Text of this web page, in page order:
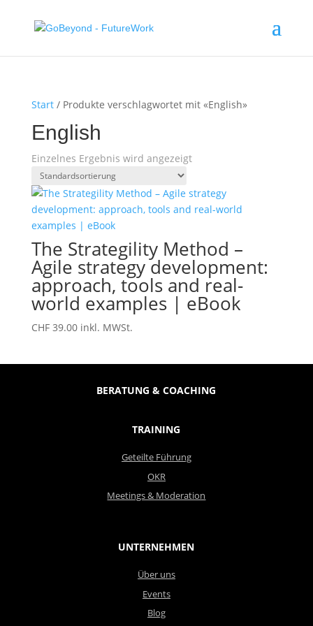
Start/ Produkte verschlagwortet mit «English»
English
Einzelnes Ergebnis wird angezeigt
The Strategility Method –
Agile strategy development:
approach, tools and real-
world examples | eBook
CHF39.00 inkl. MWSt.
BERATUNG & COACHING
TRAINING
Geteilte Führung
OKR
Meetings & Moderation
UNTERNEHMEN
Über uns
Events
Blog